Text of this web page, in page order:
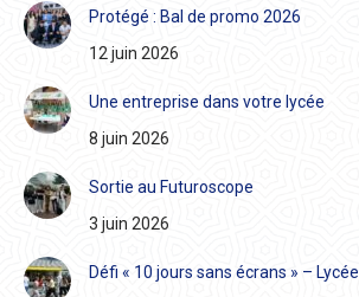
Protégé : Bal de promo 2026
12 juin 2026
Une entreprise dans votre lycée
8 juin 2026
Sortie au Futuroscope
3 juin 2026
Défi « 10 jours sans écrans » – Lycée